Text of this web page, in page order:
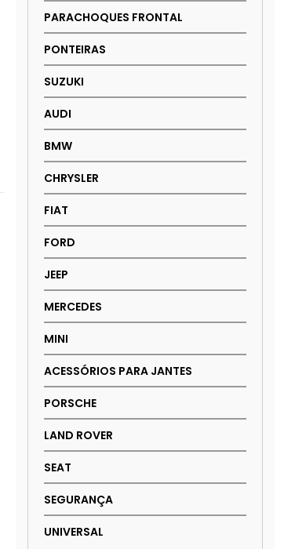
PARACHOQUES FRONTAL
PONTEIRAS
SUZUKI
AUDI
BMW
CHRYSLER
FIAT
FORD
JEEP
MERCEDES
MINI
ACESSÓRIOS PARA JANTES
PORSCHE
LAND ROVER
SEAT
SEGURANÇA
UNIVERSAL